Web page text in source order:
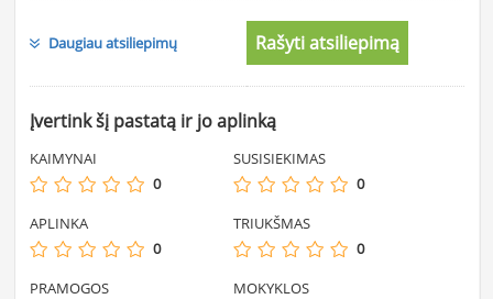
Daugiau atsiliepimų Rašyti atsiliepimą
Įvertink šį pastatą ir jo aplinką
KAIMYNAI
0
SUSISIEKIMAS
0
APLINKA
0
TRIUKŠMAS
0
PRAMOGOS
MOKYKLOS